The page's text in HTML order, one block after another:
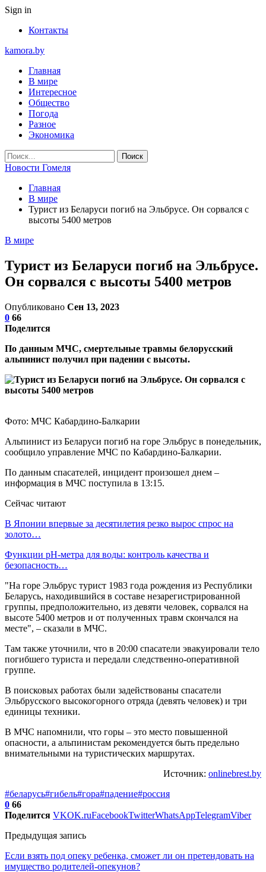
Sign in
Контакты
kamora.by
Главная
В мире
Интересное
Общество
Погода
Разное
Экономика
Новости Гомеля
Главная
В мире
Турист из Беларуси погиб на Эльбрусе. Он сорвался с
высоты 5400 метров
В мире
Турист из Беларуси погиб на Эльбрусе.
Он сорвался с высоты 5400 метров
Опубликовано Сен 13, 2023
0 66
Поделится
По данным МЧС, смертельные травмы белорусский
альпинист получил при падении с высоты.
Фото: МЧС Кабардино-Балкарии
Альпинист из Беларуси погиб на горе Эльбрус в понедельник,
сообщило управление МЧС по Кабардино-Балкарии.
По данным спасателей, инцидент произошел днем –
информация в МЧС поступила в 13:15.
Сейчас читают
В Японии впервые за десятилетия резко вырос спрос на
золото…
Функции pH-метра для воды: контроль качества и
безопасность…
"На горе Эльбрус турист 1983 года рождения из Республики
Беларусь, находившийся в составе незарегистрированной
группы, предположительно, из девяти человек, сорвался на
высоте 5400 метров и от полученных травм скончался на
месте", – сказали в МЧС.
Там также уточнили, что в 20:00 спасатели эвакуировали тело
погибшего туриста и передали следственно-оперативной
группе.
В поисковых работах были задействованы спасатели
Эльбрусского высокогорного отряда (девять человек) и три
единицы техники.
В МЧС напомнили, что горы – это место повышенной
опасности, а альпинистам рекомендуется быть предельно
внимательными на туристических маршрутах.
Источник: onlinebrest.by
#беларусь#гибель#гора#падение#россия
0 66
Поделится VKOK.ruFacebookTwitterWhatsAppTelegramViber
Предыдущая запись
Если взять под опеку ребенка, сможет ли он претендовать на
имущество родителей-опекунов?